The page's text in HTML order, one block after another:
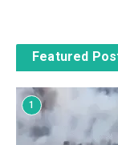
Featured
1